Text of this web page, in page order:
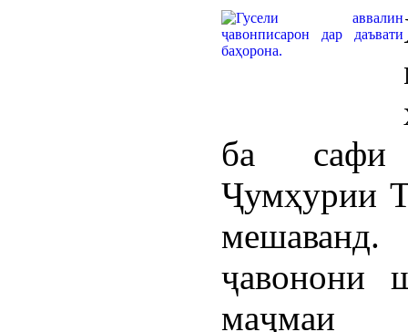
ба сафи
Ҷумҳурии
ҷавонони
маҷмаи